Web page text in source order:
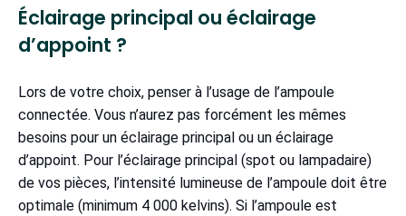
Éclairage principal ou éclairage
d’appoint ?
Lors de votre choix, penser à l’usage de l’ampoule
connectée. Vous n’aurez pas forcément les mêmes
besoins pour un éclairage principal ou un éclairage
d’appoint. Pour l’éclairage principal (spot ou lampadaire)
de vos pièces, l’intensité lumineuse de l’ampoule doit être
optimale (minimum 4 000 kelvins). Si l’ampoule est